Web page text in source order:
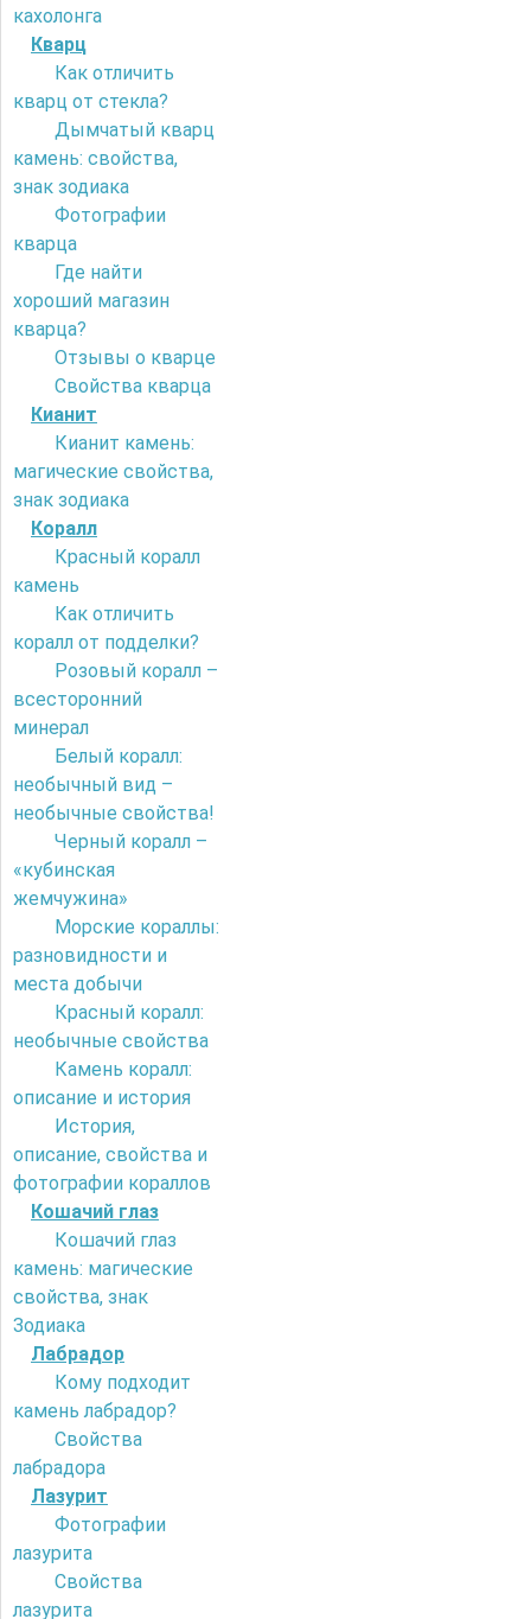
кахолонга
Кварц
Как отличить
кварц от стекла?
Дымчатый кварц
камень: свойства,
знак зодиака
Фотографии
кварца
Где найти
хороший магазин
кварца?
Отзывы о кварце
Свойства кварца
Кианит
Кианит камень:
магические свойства,
знак зодиака
Коралл
Красный коралл
камень
Как отличить
коралл от подделки?
Розовый коралл –
всесторонний
минерал
Белый коралл:
необычный вид –
необычные свойства!
Черный коралл –
«кубинская
жемчужина»
Морские кораллы:
разновидности и
места добычи
Красный коралл:
необычные свойства
Камень коралл:
описание и история
История,
описание, свойства и
фотографии кораллов
Кошачий глаз
Кошачий глаз
камень: магические
свойства, знак
Зодиака
Лабрадор
Кому подходит
камень лабрадор?
Свойства
лабрадора
Лазурит
Фотографии
лазурита
Свойства
лазурита